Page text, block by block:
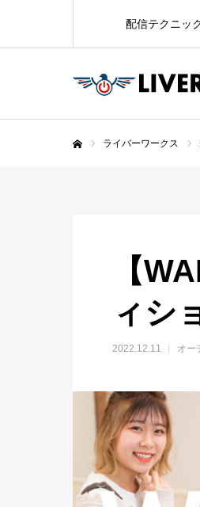
配信テクニッ
ライバーワークス
【
ィシ
2022.12.11 オー